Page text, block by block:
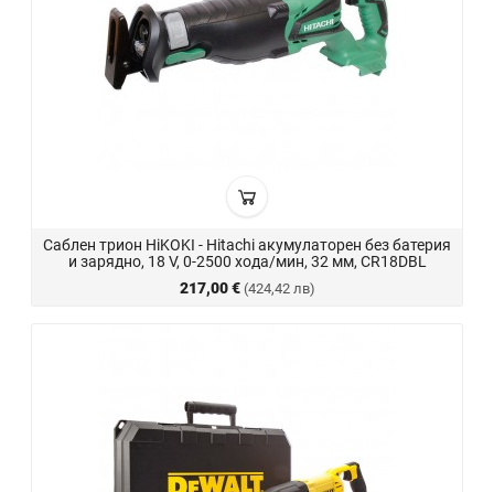
Саблен трион HiKOKI - Hitachi акумулаторен без батерия
и зарядно, 18 V, 0-2500 хода/мин, 32 мм, CR18DBL
217,00 € (424,42 лв)